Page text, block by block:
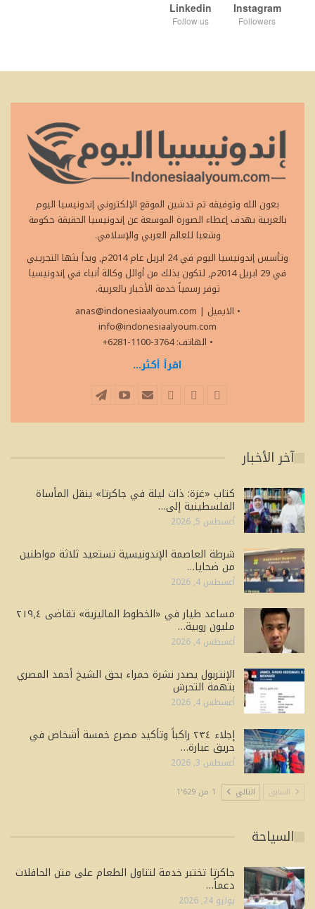
Instagram
Followers
Linkedin
Follow us
بعون الله وتوفيقه تم تدشين الموقع الإلكتروني إندونيسيا اليوم
بالعربية بهدف إعطاء الصورة الموسعة عن إندونيسيا الحقيقة حكومة
وشعبا للعالم العربي والإسلامي.
وتأسس إندونيسيا اليوم في 24 ابريل عام 2014م, وبدأ بثها التجريبي
في 29 ابريل 2014م, لتكون بذلك من أوائل وكالة أنباء في إندونيسيا
توفر رسمياً خدمة الأخبار بالعربية.
• الايميل
anas@indonesiaalyoum.com |
info@indonesiaalyoum.com
• الهاتف: 3764-1100-6281+
اقرأ أكثر...
آخر الأخبار
كتاب «غزة: ذات ليلة في جاكرتا» ينقل المأساة
الفلسطينية إلى…
أغسطس 5, 2026
شرطة العاصمة الإندونيسية تستعيد ثلاثة مواطنين
من ضحايا…
أغسطس 4, 2026
مساعد طيار في «الخطوط الماليزية» تقاضى ٢١٩٫٤
مليون روبية…
أغسطس 4, 2026
الإنتربول يصدر نشرة حمراء بحق الشيخ أحمد المصري
بتهمة التحرش
أغسطس 4, 2026
إجلاء ٢٣٤ راكباً وتأكيد مصرع خمسة أشخاص في
حريق عبارة…
أغسطس 3, 2026
السابق التالي 1 من 1٬629
السياحة
جاكرتا تختبر خدمة لتناول الطعام على متن الحافلات
دعماً…
يوليو 24, 2026